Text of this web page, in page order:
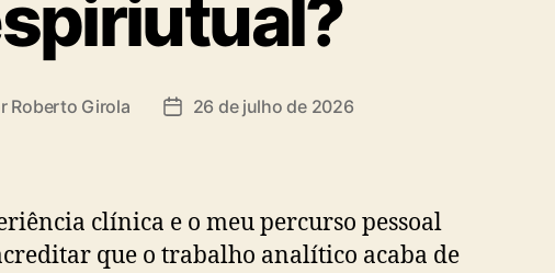
Roberto Girola
Data26 de julho de 2026
clínica e o meu percurso pessoal
que o trabalho analítico acaba de